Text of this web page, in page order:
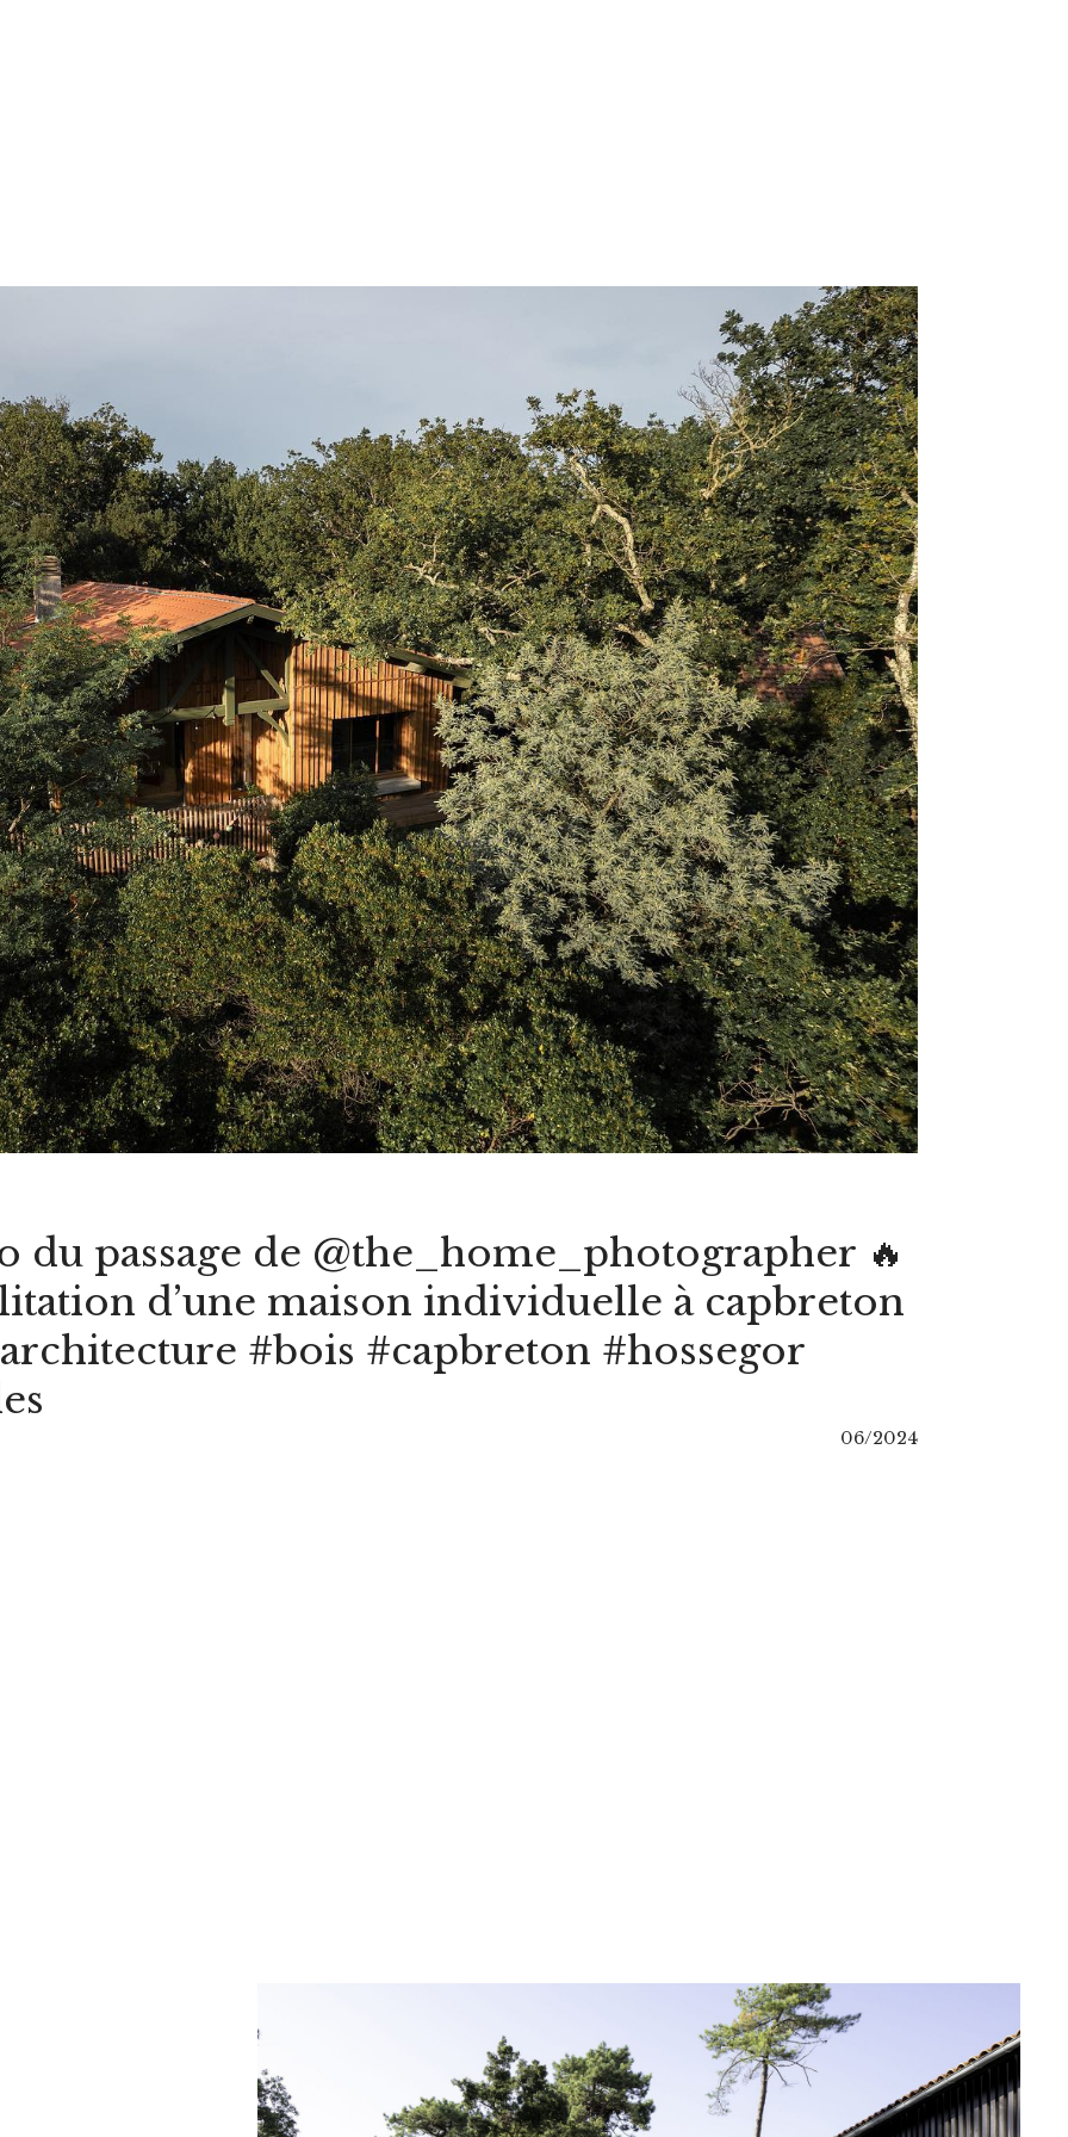
du passage de @the_home_photographer 🔥
d’une maison individuelle à capbreton
#bois #capbreton #hossegor
06/2024